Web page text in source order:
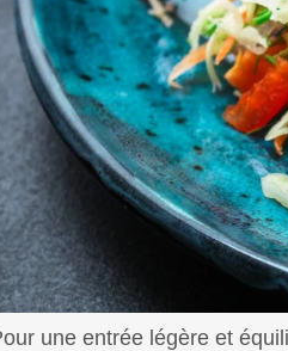
une entrée légère et